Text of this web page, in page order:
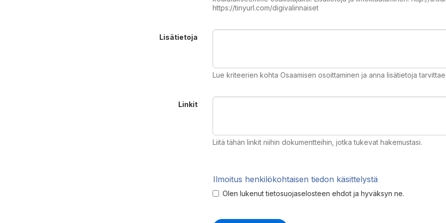
https://tinyurl.com/digivalinnaiset
Lisätietoja
Lue kriteerien kohta Osaamisen osoittaminen ja anna lisätietoja
Linkit
Liitä tähän linkit niihin dokumentteihin, jotka tukevat hakemustasi.
Ilmoitus henkilökohtaisen tiedon käsittelystä
Olen lukenut tietosuojaselosteen ehdot ja hyväksyn ne.